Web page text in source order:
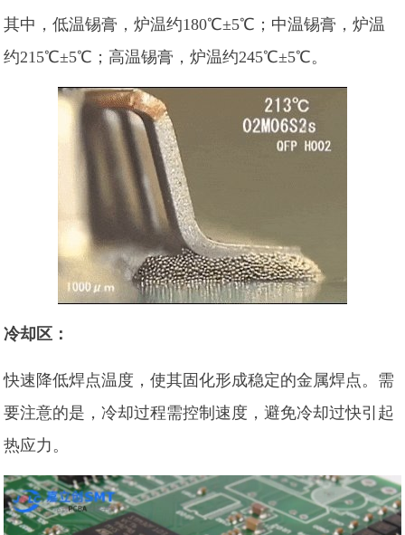
其中，低温锡膏，炉温约180℃±5℃；中温锡膏，炉温
约215℃±5℃；高温锡膏，炉温约245℃±5℃。
冷却区：
快速降低焊点温度，使其固化形成稳定的金属焊点。需
要注意的是，冷却过程需控制速度，避免冷却过快引起
热应力。